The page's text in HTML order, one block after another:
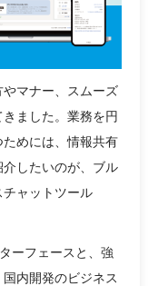
マナー、スムーズ
ました。業務を円
めには、情報共有
したいのが、ブル
ャットツール
ーフェースと、強
内開発のビジネス